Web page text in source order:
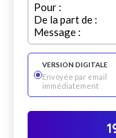
Pour :
De la part de :
Message :
VERSION DIGITALE
Envoyée par email
immédiatement